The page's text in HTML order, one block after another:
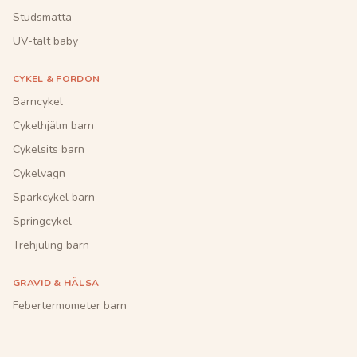
Studsmatta
UV-tält baby
CYKEL & FORDON
Barncykel
Cykelhjälm barn
Cykelsits barn
Cykelvagn
Sparkcykel barn
Springcykel
Trehjuling barn
GRAVID & HÄLSA
Febertermometer barn